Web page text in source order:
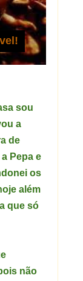
sou
a
de
Pepa e
os
além
que só
não